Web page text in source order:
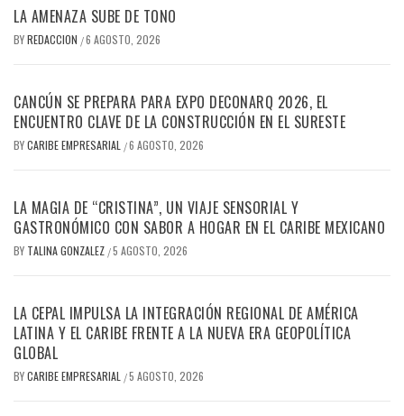
LA AMENAZA SUBE DE TONO
BYREDACCION /6 AGOSTO, 2026
CANCÚN SE PREPARA PARA EXPO DECONARQ 2026, EL
ENCUENTRO CLAVE DE LA CONSTRUCCIÓN EN EL SURESTE
BYCARIBE EMPRESARIAL /6 AGOSTO, 2026
LA MAGIA DE “CRISTINA”, UN VIAJE SENSORIAL Y
GASTRONÓMICO CON SABOR A HOGAR EN EL CARIBE MEXICANO
BY TALINA GONZALEZ /5 AGOSTO, 2026
LA CEPAL IMPULSA LA INTEGRACIÓN REGIONAL DE AMÉRICA
LATINA Y EL CARIBE FRENTE A LA NUEVA ERA GEOPOLÍTICA
GLOBAL
BYCARIBE EMPRESARIAL /5 AGOSTO, 2026